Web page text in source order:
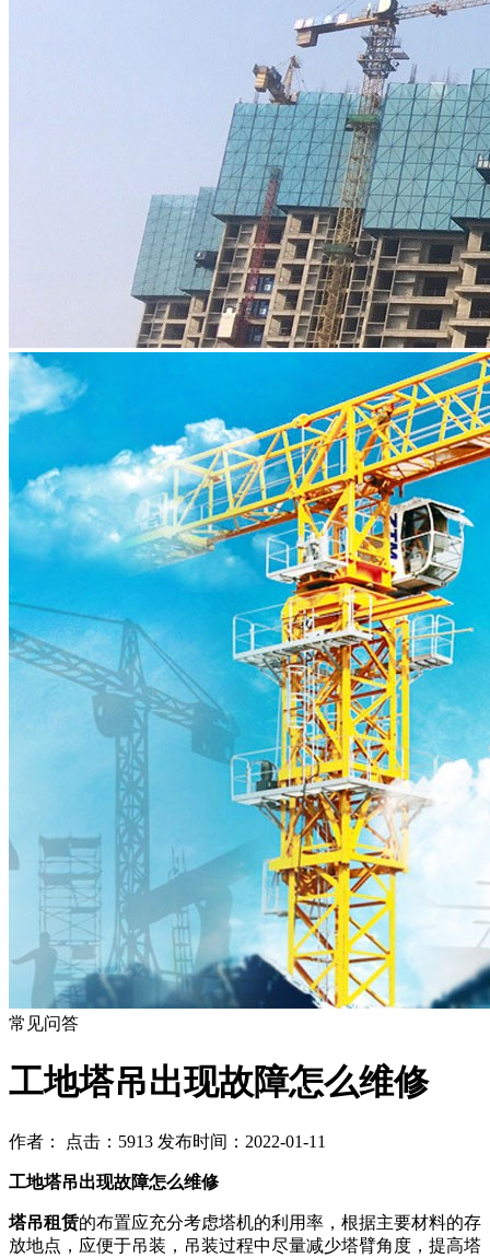
常见问答
工地塔吊出现故障怎么维修
作者： 点击：5913 发布时间：2022-01-11
工地塔吊出现故障怎么维修
塔吊租赁的布置应充分考虑塔机的利用率，根据主要材料的存
放地点，应便于吊装，吊装过程中尽量减少塔臂角度，提高塔